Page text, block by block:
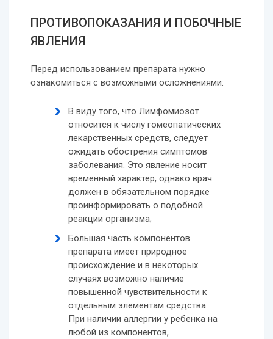
ПРОТИВОПОКАЗАНИЯ И ПОБОЧНЫЕ
ЯВЛЕНИЯ
Перед использованием препарата нужно
ознакомиться с возможными осложнениями:
В виду того, что Лимфомиозот
относится к числу гомеопатических
лекарственных средств, следует
ожидать обострения симптомов
заболевания. Это явление носит
временный характер, однако врач
должен в обязательном порядке
проинформировать о подобной
реакции организма;
Большая часть компонентов
препарата имеет природное
происхождение и в некоторых
случаях возможно наличие
повышенной чувствительности к
отдельным элементам средства.
При наличии аллергии у ребенка на
любой из компонентов,